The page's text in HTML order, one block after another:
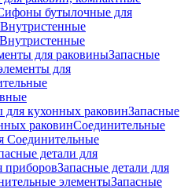
бутылочные для
Внутристенные
для раковиныЗапасные
для
кухонных раковинЗапасные
раковинСоединительные
Соединительные
детали для
Запасные детали для
элементыЗапасные